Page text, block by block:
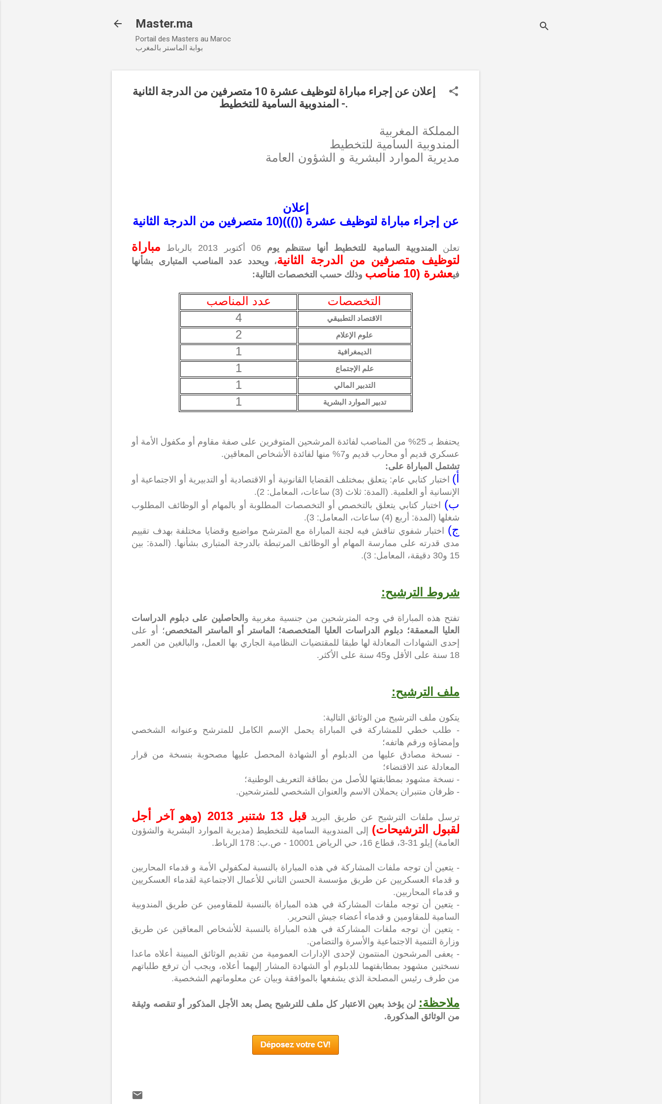
Master.ma
Portail des Masters au Maroc
بوابة الماستر بالمغرب
إعلان عن إجراء مباراة لتوظيف عشرة 10 متصرفين من الدرجة الثانية
- المندوبية السامية للتخطيط.
المملكة المغربية
المندوبية السامية للتخطيط
مديرية الموارد البشرية و الشؤون العامة
إعلان
عن إجراء مباراة لتوظيف عشرة (()))(10 متصرفين من الدرجة الثانية
تعلن المندوبية السامية للتخطيط أنها ستنظم يوم 06 أكتوبر 2013 بالرباط
مباراة
لتوظيف متصرفين من الدرجة الثانية، ويحدد عدد المناصب المتبارى بشأنها
فيعشرة (10 مناصب وذلك حسب التخصصات التالية:
التخصصات عدد المناصب
الاقتصاد التطبيقي 4
علوم الإعلام 2
الديمغرافية 1
علم الإجتماع 1
التدبير المالي 1
تدبير الموارد البشرية 1
يحتفظ بـ 25% من المناصب لفائدة المرشحين المتوفرين على صفة مقاوم أو مكفول الأمة أو
عسكري قديم أو محارب قديم و7%
منها لفائدة الأشخاص المعاقين.
تشتمل المباراة على:
أ) اختبار كتابي عام: يتعلق بمختلف القضايا القانونية أو الاقتصادية أو التدبيرية أو الاجتماعية أو
الإنسانية أو العلمية. (المدة: ثلاث (3) ساعات، المعامل: 2).
ب) اختبار كتابي يتعلق بالتخصص أو التخصصات المطلوبة أو بالمهام أو الوظائف المطلوب
شغلها (المدة: أربع (4) ساعات، المعامل: 3).
ج) اختبار شفوي تناقش فيه لجنة المباراة مع المترشح مواضيع وقضايا مختلفة بهدف تقييم
مدى قدرته على ممارسة المهام أو الوظائف المرتبطة بالدرجة المتبارى بشأنها. (المدة: بين
15 و30 دقيقة، المعامل: 3).
شروط الترشيح:
تفتح هذه المباراة في وجه المترشحين من جنسية مغربية و الحاصلين على دبلوم الدراسات
العليا المعمقة؛ دبلوم الدراسات العليا المتخصصة؛ الماستر أو الماستر المتخصص؛ أو على
إحدى الشهادات المعادلة لها طبقا للمقتضيات النظامية الجاري بها العمل، والبالغين من العمر
18 سنة على الأقل و45 سنة على الأكثر.
ملف الترشيح:
يتكون ملف الترشيح من الوثائق التالية:
- طلب خطي للمشاركة في المباراة يحمل الإسم الكامل للمترشح وعنوانه الشخصي
وإمضاؤه ورقم هاتفه؛
- نسخة مصادق عليها من الدبلوم أو الشهادة المحصل عليها مصحوبة بنسخة من قرار
المعادلة عند الاقتضاء؛
- نسخة مشهود بمطابقتها للأصل من بطاقة التعريف الوطنية؛
- ظرفان متنبران يحملان الاسم والعنوان الشخصي للمترشحين.
ترسل ملفات الترشيح عن طريق البريد
قبل 13 شتنبر 2013 (وهو آخر أجل
لقبول الترشيحات) إلى المندوبية السامية للتخطيط (مديرية الموارد البشرية والشؤون
العامة) إيلو 31-3، قطاع 16، حي الرياض 10001 - ص.ب: 178 الرباط.
- يتعين أن توجه ملفات المشاركة في هذه المباراة بالنسبة لمكفولي الأمة و قدماء المحاربين
و قدماء العسكريين عن طريق مؤسسة الحسن الثاني للأعمال الاجتماعية لقدماء العسكريين
و قدماء المحاربين.
- يتعين أن توجه ملفات المشاركة في هذه المباراة بالنسبة للمقاومين عن طريق المندوبية
السامية للمقاومين و قدماء أعضاء جيش التحرير.
- يتعين أن توجه ملفات المشاركة في هذه المباراة بالنسبة للأشخاص المعاقين عن طريق
وزارة التنمية الاجتماعية والأسرة والتضامن.
- يعفى المرشحون المنتمون لإحدى الإدارات العمومية من تقديم الوثائق المبينة أعلاه ماعدا
نسختين مشهود بمطابقتهما للدبلوم أو الشهادة المشار إليهما أعلاه، ويجب أن ترفع طلباتهم
من طرف رئيس المصلحة الذي يشفعها بالموافقة وبيان عن معلوماتهم الشخصية.
ملاحظة: لن يؤخذ بعين الاعتبار كل ملف للترشيح يصل بعد الأجل المذكور أو تنقصه وثيقة
من الوثائق المذكورة.